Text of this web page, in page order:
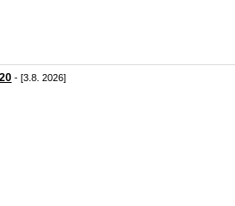
- [3.8. 2026]